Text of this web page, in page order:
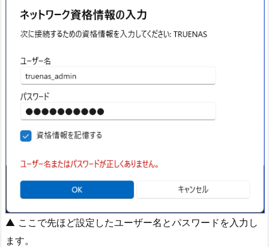
▲ ここで先ほど設定したユーザー名とパスワードを入力し
ます。